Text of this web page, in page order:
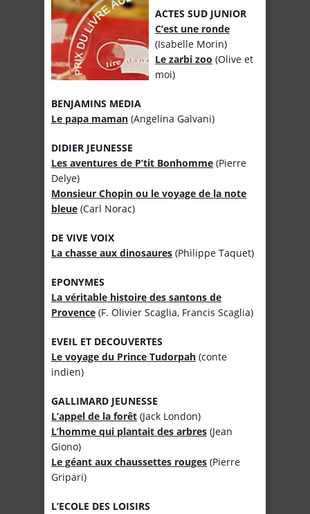
ACTES SUD JUNIOR
C’est une ronde
(Isabelle Morin)
Le zarbi zoo (Olive et
moi)
BENJAMINS MEDIA
Le papa maman (Angelina Galvani)
DIDIER JEUNESSE
Les aventures de P’tit Bonhomme (Pierre
Delye)
Monsieur Chopin ou le voyage de la note
bleue (Carl Norac)
DE VIVE VOIX
La chasse aux dinosaures (Philippe Taquet)
EPONYMES
La véritable histoire des santons de
Provence (F. Olivier Scaglia, Francis Scaglia)
EVEIL ET DECOUVERTES
Le voyage du Prince Tudorpah (conte
indien)
GALLIMARD JEUNESSE
L’appel de la forêt (Jack London)
L’homme qui plantait des arbres (Jean
Giono)
Le géant aux chaussettes rouges (Pierre
Gripari)
L’ECOLE DES LOISIRS